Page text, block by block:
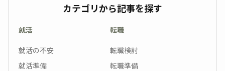
カテゴリから記事を探す
就活
就活の不安
就活準備
転職
転職検討
転職準備